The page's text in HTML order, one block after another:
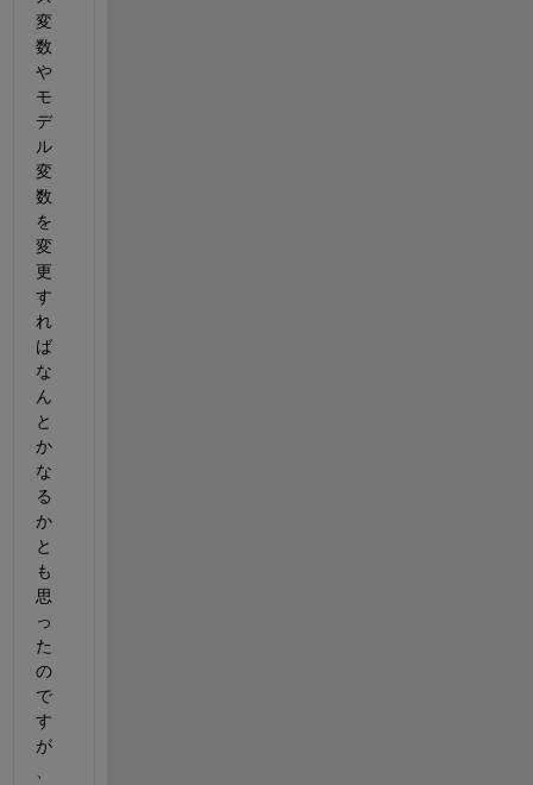
変
数
や
モ
デ
ル
変
数
を
変
更
す
れ
ば
な
ん
と
か
な
る
か
と
も
思
っ
た
の
で
す
が